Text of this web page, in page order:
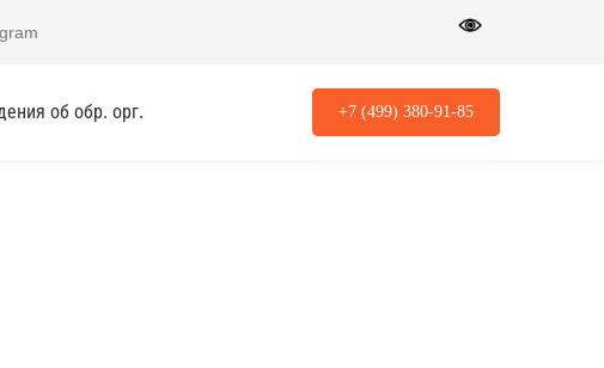
об обр. орг. +7 (499) 380-91-85